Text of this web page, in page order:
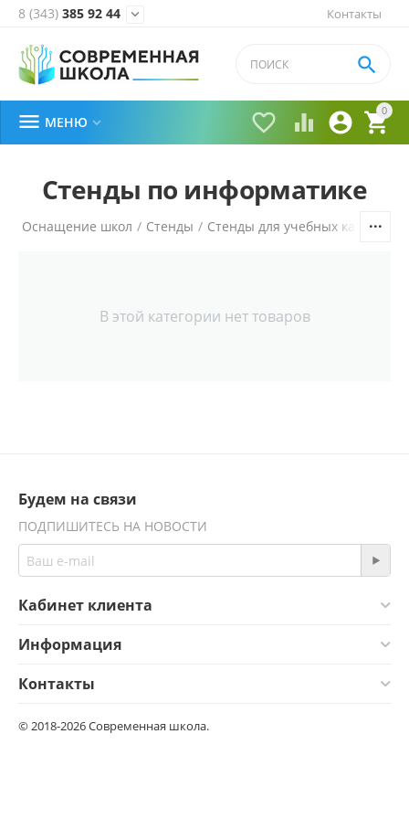
Контакты
8 (343) 385 92 44 
0


 

 МЕНЮ 
Стенды по информатике
Оснащение школ / Стенды / Стенды для учебных кабинетов
В этой категории нет товаров
Будем на связи
ПОДПИШИТЕСЬ НА НОВОСТИ
Кабинет клиента
Информация
Контакты
© 2018-2026 Современная школа.